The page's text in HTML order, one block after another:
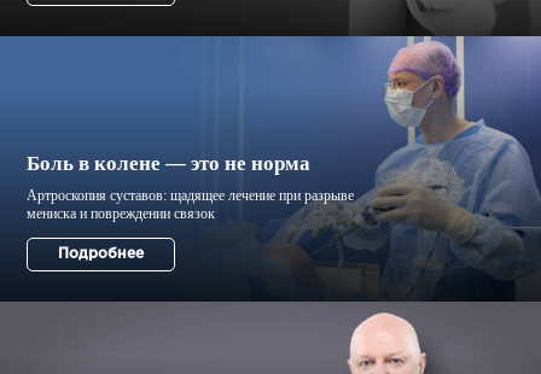
Боль в колене — это не норма